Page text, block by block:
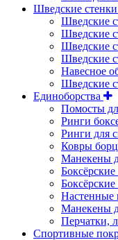
Шведские стенки
Шведские
Шведские
Шведские
Шведские
Навесное
Шведские
Единоборства
Помосты
Ринги
Ринги для
Ковры
Манекены
Настенные
Манекены
Перчатки,
Спортивные